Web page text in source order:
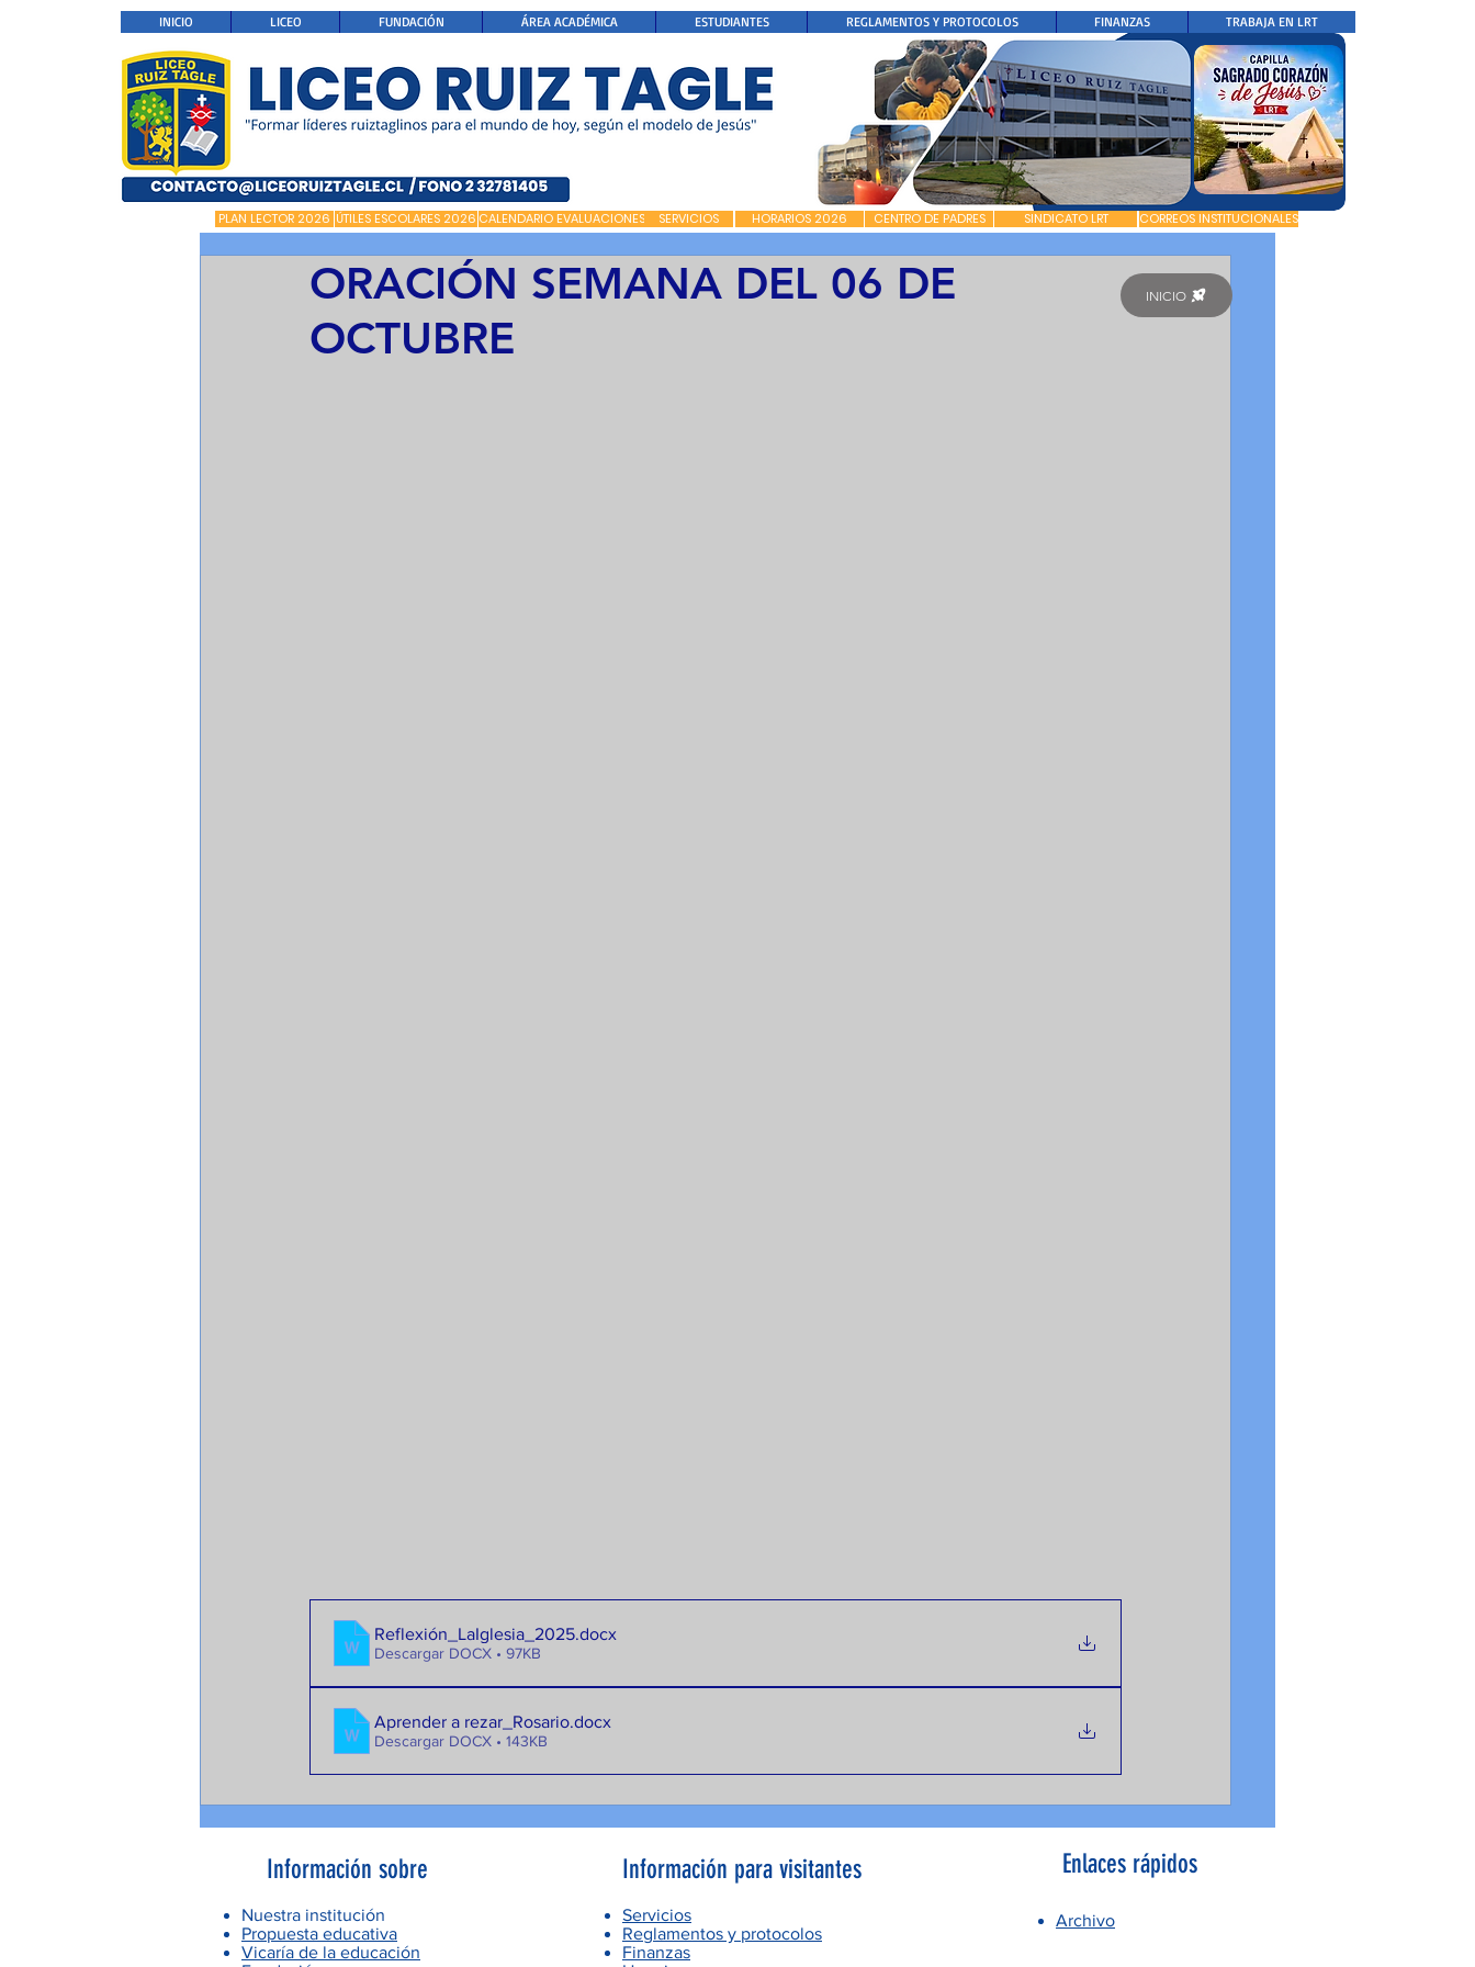
INICIO LICEO FUNDACIÓN ÁREA ACADÉMICA ESTUDIANTES REGLAMENTOS Y PROTOCOLOS FINANZAS TRABAJA EN LRT
PLAN LECTOR 2026 ÚTILES ESCOLARES 2026 CALENDARIO EVALUACIONES SERVICIOS HORARIOS 2026 CENTRO DE PADRES SINDICATO LRT CORREOS INSTITUCIONALES
ORACIÓN SEMANA DEL 06 DE
OCTUBRE
Reflexión_LaIglesia_2025.docx
Descargar DOCX • 97KB
Aprender a rezar_Rosario.docx
Descargar DOCX • 143KB
INICIO
Información sobre
Nuestra institución
Propuesta educativa
Vicaría de la educación
Información para visitantes
Servicios
Reglamentos y protocolos
Finanzas
Enlaces rápidos
Archivo